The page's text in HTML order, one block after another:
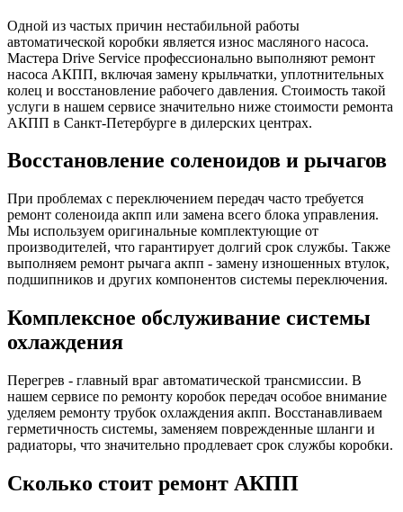
Одной из частых причин нестабильной работы
автоматической коробки является износ масляного насоса.
Мастера Drive Service профессионально выполняют ремонт
насоса АКПП, включая замену крыльчатки, уплотнительных
колец и восстановление рабочего давления. Стоимость такой
услуги в нашем сервисе значительно ниже стоимости ремонта
АКПП в Санкт-Петербурге в дилерских центрах.
Восстановление соленоидов и рычагов
При проблемах с переключением передач часто требуется
ремонт соленоида акпп или замена всего блока управления.
Мы используем оригинальные комплектующие от
производителей, что гарантирует долгий срок службы. Также
выполняем ремонт рычага акпп - замену изношенных втулок,
подшипников и других компонентов системы переключения.
Комплексное обслуживание системы
охлаждения
Перегрев - главный враг автоматической трансмиссии. В
нашем сервисе по ремонту коробок передач особое внимание
уделяем ремонту трубок охлаждения акпп. Восстанавливаем
герметичность системы, заменяем поврежденные шланги и
радиаторы, что значительно продлевает срок службы коробки.
Сколько стоит ремонт АКПП